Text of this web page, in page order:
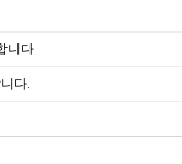
니다
다.